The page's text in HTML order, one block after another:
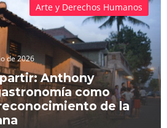
de 2026
Anthony
como
de la
Arte y Derechos Humanos